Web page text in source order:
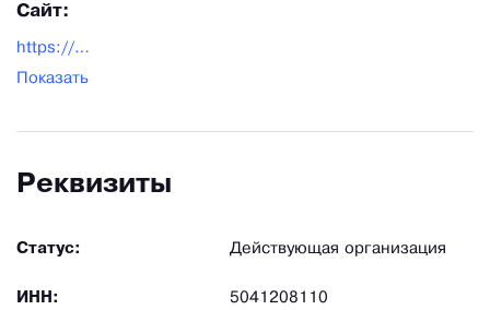
Сайт:
https://biopax.ru/
Показать
Реквизиты
Статус: Действующая организация
ИНН: 5041208110